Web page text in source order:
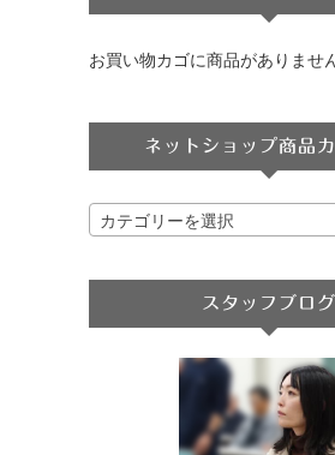
お買い物カゴに商品がありません
ネットショップ商品
カテゴリーを選択
スタッフブログ